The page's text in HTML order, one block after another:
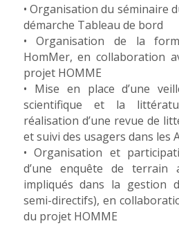
• Organisation du séminaire
démarche Tableau de bord
• Organisation de la
HomMer, en collaboration
projet HOMME
• Mise en place d’une
scientifique et la
réalisation d’une revue de
et suivi des usagers dans les
• Organisation et
d’une enquête de terrain
impliqués dans la gestion
semi-directifs), en
du projet HOMME